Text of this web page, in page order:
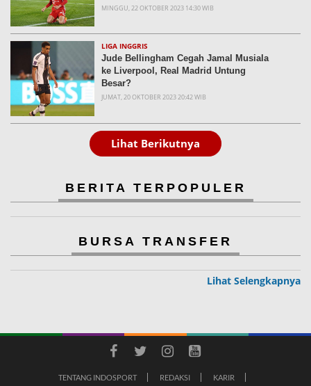
MINGGU, 22 OKTOBER 2023 14:30 WIB
LIGA INGGRIS
Jude Bellingham Cegah Jamal Musiala
ke Liverpool, Real Madrid Untung
Besar?
JUMAT, 20 OKTOBER 2023 20:42 WIB
Lihat Berikutnya
BERITA TERPOPULER
BURSA TRANSFER
Lihat Selengkapnya
TENTANG INDOSPORT REDAKSI KARIR